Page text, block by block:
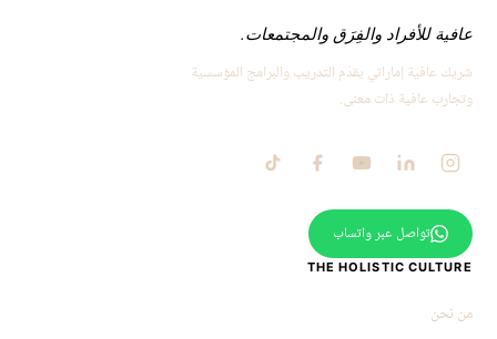
عافية للأفراد والفِرَق والمجتمعات.
شريك عافية إماراتي يقدّم التدريب والبرامج المؤسسية
وتجارب عافية ذات معنى.
تواصل عبر واتساب
THE HOLISTIC CULTURE
من نحن